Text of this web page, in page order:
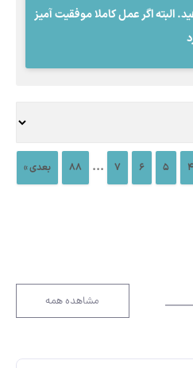
البته اگر عمل کاملا موفقیت آمیز
4
5
6
7
...
88 بعدی »
مشاهده همه